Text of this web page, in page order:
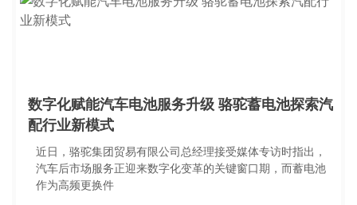
数字化赋能汽车电池服务升级 骆驼蓄电池探索汽
配行业新模式
近日，骆驼集团贸易有限公司总经理接受媒体专访时指出，
汽车后市场服务正迎来数字化变革的关键窗口期，而蓄电池
作为高频更换件